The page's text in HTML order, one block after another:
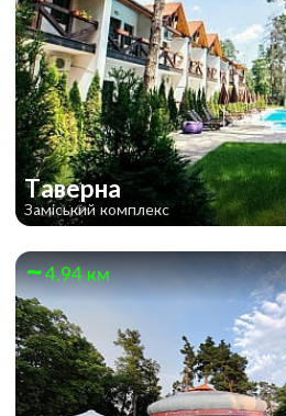
Таверна
Заміський комплекс
4.94 км